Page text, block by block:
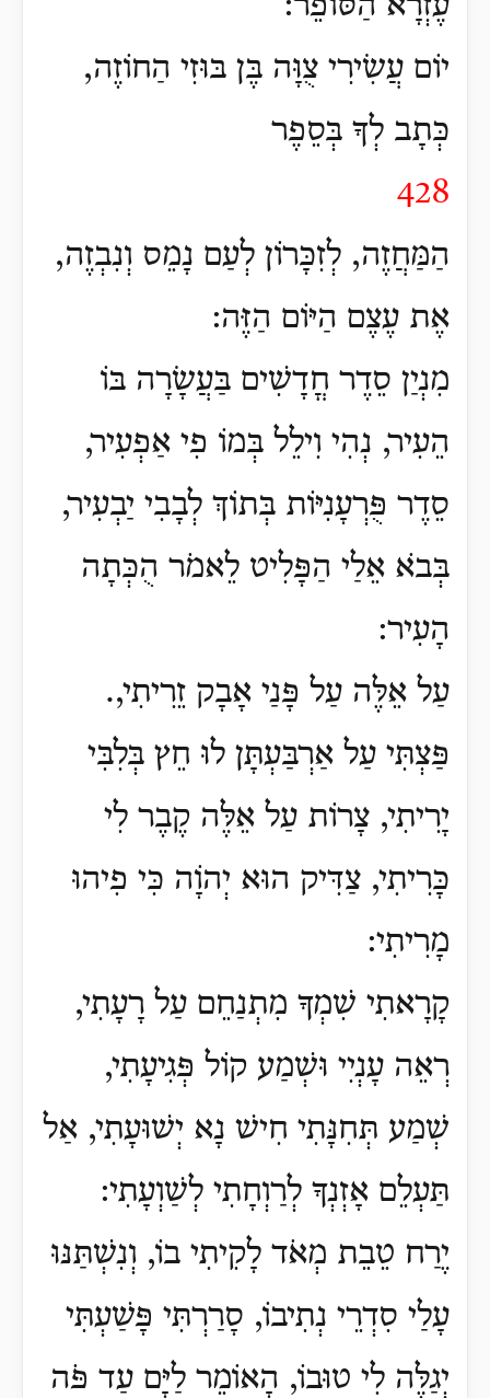
יוֹם עֲשִׂירִי צֻוָּה בֶּן בּוּזִי הַחוֹזֶה,
כְּתָב לְךָ בְּסֵפֶר
428
הַמַּחֲזֶה, לְזִכָּרוֹן לְעַם נָמֵס וְנִבְזֶה,
אֶת עֶצֶם הַיּוֹם הַזֶּה:
מִנְיַן סֵדֶר חֳדָשִׁים בַּעֲשָׂרָה בּוֹ
הֵעִיר, נְהִי וִילֵל בְּמוֹ פִי אַפְעִיר,
סֵדֶר פֻּרְעָנִיּוֹת בְּתוֹךְ לְבָבִי יַבְעִיר,
בְּבֹא אֵלַי הַפָּלִיט לֵאמֹר הֻכְּתָה
הָעִיר:
עַל אֵלֶּה עַל פָּנַי אָבָק זֵרִיתִי,.
פַּצְתִּי עַל אַרְבַּעְתָּן לוּ חֵץ בְּלִבִּי
יָרִיתִי, צָרוֹת עַל אֵלֶּה קֶבֶר לִי
כָּרִיתִי, צַדִּיק הוּא יְהוָֹה כִּי פִיהוּ
מָרִיתִי:
קָרָאתִי שִׁמְךָ מִתְנַחֵם עַל רָעָתִי,
רְאֵה עָנְיִי וּשְׁמַע קוֹל פְּגִיעָתִי,
שְׁמַע תְּחִנָּתִי חִישׁ נָא יְשׁוּעָתִי, אַל
תַּעְלֵם אָזְנְךָ לְרַוְחָתִי לְשַׁוְעָתִי:
יֶרַח טֵבֵת מְאֹד לָקִיתִי בוֹ, וְנִשְׁתַּנּוּ
עָלַי סִדְרֵי נְתִיבוֹ, סָרַרְתִּי פָּשַׁעְתִּי
יְגַלֶּה לִי טוּבוֹ, הָאוֹמֵר לַיָּם עַד פֹּה